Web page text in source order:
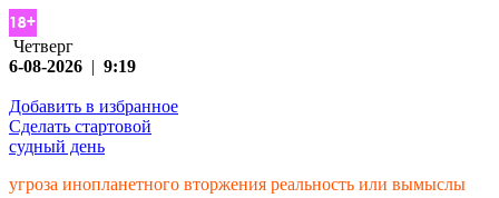
Четверг
6-08-2026 | 9:19
Добавить в избранное
Сделать стартовой
судный день
угроза инопланетного вторжения реальность или вымыслы